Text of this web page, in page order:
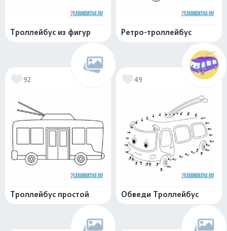
Троллейбус из фигур Ретро-троллейбус
92
Троллейбус простой
49
Обведи Троллейбус